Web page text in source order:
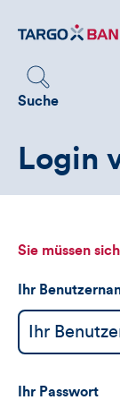
zum
Suche
Login
Sie müssen
Ihr
Ihr Passwort